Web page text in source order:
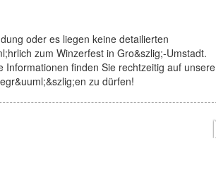
oder es liegen keine detailierten
zum Winzerfest in Gro&szlig;-Umstadt.
finden Sie rechtzeitig auf unsere
zu dürfen!